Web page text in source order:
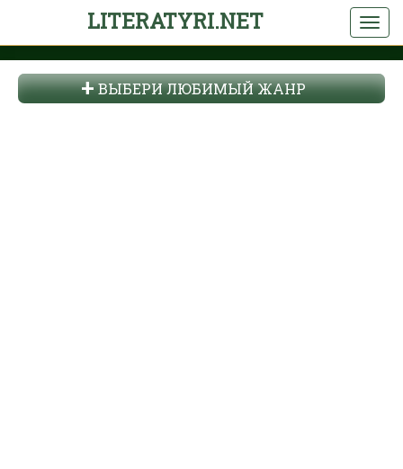
LITERATYRI.NET
ВЫБЕРИ ЛЮБИМЫЙ ЖАНР